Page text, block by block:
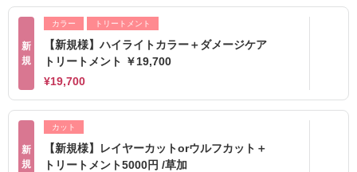
新
規
カラー トリートメント
【新規様】ハイライトカラー＋ダメージケア
トリートメント ￥19,700
¥19,700
新
規
カット
【新規様】レイヤーカットorウルフカット＋
トリートメント5000円 /草加